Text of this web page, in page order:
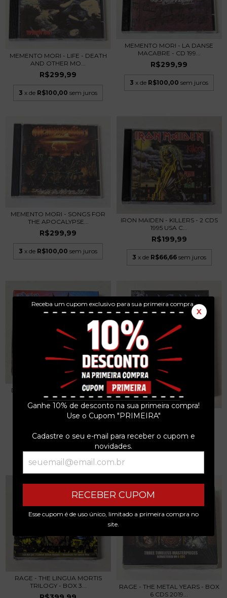
Receba um cupom exclusivo para sua primeira compra.
X
Ganhe 10% de desconto na sua primeira compra!
Use o Cupom "PRIMEIRA"
Cadastre o seu e-mail para receber o cupom e
novidades.
RECEBER CUPOM
Esse cupom é de uso único, limitado a primeira compra no
site.
MEMENTO MORI - LIFE - DEATH
AND OTHER MO...
R$299,99
3 x de R$100,00 sem juros
MEMENTO MORI - LA DANSE
MACABRE - CD 199...
R$299,99
3 x de R$100,00 sem juros
MEMENTO MORI - SONGS FOR
THE APOCALYPSE...
R$299,99
3 x de R$100,00 sem juros
IRON MAIDEN - KILLERS - 2 CDS
1995 USA C...
R$199,99
3 x de R$66,66 sem juros
DIO - A DECADE OF DIO: 1983-
1993 - 6 CDS...
R$799,99
BLACK SABBATH - LIVE EVIL
R$499,99
3 x deR$166,66 sem juros
RAGE - THE LINGUA MORTIS
TRILOGY - BOX 3...
RAGE - THE METAL YEARS - BOX
6 CDS 2019...